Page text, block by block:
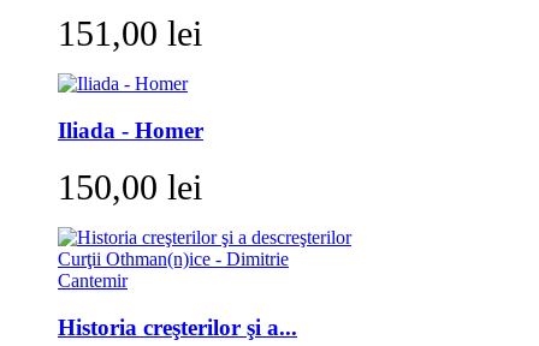
151,00 lei
Iliada - Homer
150,00 lei
Historia creşterilor şi a...